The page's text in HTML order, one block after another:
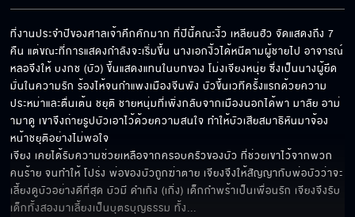
ที่งานประจำปีของศาลเจ้าคึกคักมาก ที่ปีนี้คณะงิ้ว เหลียนฮัว จัดแสดงถึง 7
คืน แต่ขณะที่การแสดงกำลังจะเริ่มขึ้น นางเอกงิ้วได้หนีตามผู้ชายไป อาจารณ์
หลอจึงให้ บงกช (บัว) ขึ้นแสดงแทนในบทของ โม่งเจียงหนุ่ย ซึ่งเป็นนางผู้ยึด
มั่นในความรัก ร้องไห้จนกำแพงเมืองจีนพัง บัวขึ้นเวทีครั้งแรกด้วยความ
ประหม่าและตื่นเต้น ชยุติ ชายหนุ่มที่เพิ่งกลับจากเมืองนอกได้พา มาลัย อาม่
ามาดู เขาจึงถ่ายรูปบัวเอาไว้ด้วยความสนใจ ทำให้บัวเสียสมาธิหันมาจ้อง
หน้าชยุติอย่างไม่พอใจ
เจียง เคยได้รับความช่วยเหลือจากครอบครัวของบัว ที่ช่วยเขาไว้จากพวก
คนร้าย จนทำให้ โปร่ง พ่อของบัวถูกฆ่าตาย เจียงจึงให้สัญญากับพ่อบัวว่าจะ
เลี้ยงดูบัวอย่างดีที่สุด บัวมี ดำเกิง (เกิ่ง) เด็กกำพร้าเป็นเพื่อนรัก เจียงจึงรับ
เด็กทั้งสองมาเลี้ยงเป็นบุตรบุญธรรม ทั้ง...